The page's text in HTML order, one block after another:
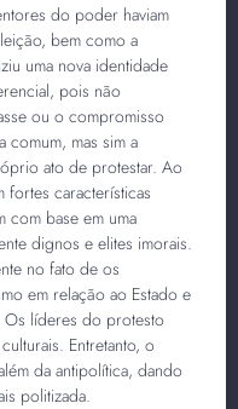
do poder haviam
bem como a
uma nova identidade
pois não
ou o compromisso
mas sim a
ato de protestar. Ao
fortes características
com base em uma
dignos e elites imorais.
no fato de os
em relação ao Estado e
líderes do protesto
Entretanto, o
da antipolítica, dando
politizada.